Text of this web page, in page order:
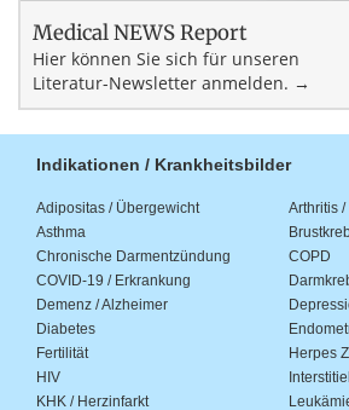
Medical NEWS Report
Hier können Sie sich für unseren
Literatur-Newsletter anmelden. →
Indikationen / Krankheitsbilder
Adipositas / Übergewicht
Arthritis
Asthma
Chronische Darmentzündung
COPD
COVID-19 / Erkrankung
Demenz / Alzheimer
Diabetes
Fertilität
Herpes
HIV
KHK / Herzinfarkt